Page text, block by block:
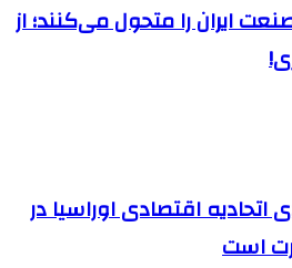
ایران را متحول می‌کنند؛ از
اتحادیه اقتصادی اوراسیا در
است